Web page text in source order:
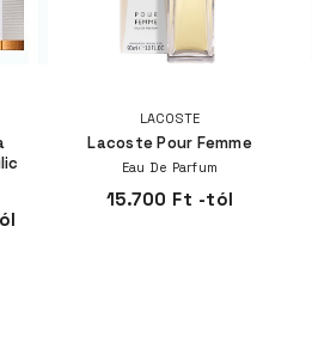
LACOSTE
Lacoste Pour Femme
Eau De Parfum
15.700 Ft -tól